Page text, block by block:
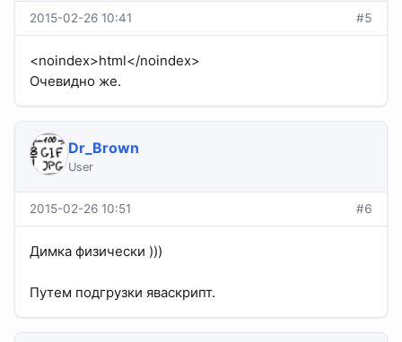
2015-02-26 10:41 #5
<noindex>html</noindex>
Очевидно же.
Dr_Brown
User
2015-02-26 10:51 #6
Димка физически )))
Путем подгрузки яваскрипт.